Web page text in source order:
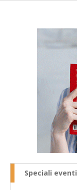
Speciali eventi